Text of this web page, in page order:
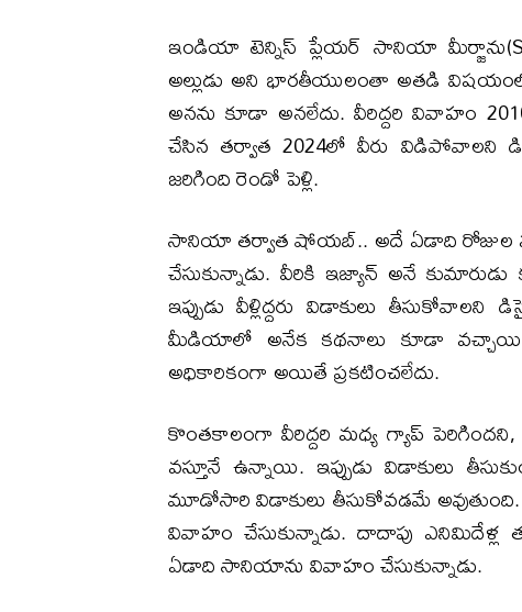
ఇండియా టెన్నిస్ ప్లేయర్ సానియా
అల్లుడు అని భారతీయులంతా అతడి
అనను కూడా అనలేదు. వీరిద్దరి వివాహం
చేసిన తర్వాత 2024లో వీరు
జరిగింది రెండో పెళ్లి.
సానియా తర్వాత షోయబ్.. అదే ఏడాది రోజుల
చేసుకున్నాడు. వీరికి ఇజ్యాన్ అనే
ఇప్పుడు వీళ్లిద్దరు విడాకులు
మీడియాలో అనేక కథనాలు కూడా వచ్చాయి.
అధికారికంగా అయితే ప్రకటించలేదు.
కొంతకాలంగా వీరిద్దరి మధ్య గ్యాప్
వస్తూనే ఉన్నాయి. ఇప్పుడు విడాకులు
మూడోసారి విడాకులు తీసుకోవడమే
వివాహం చేసుకున్నాడు. దాదాపు ఎనిమిదేళ్ల
ఏడాది సానియాను వివాహం చేసుకున్నాడు.